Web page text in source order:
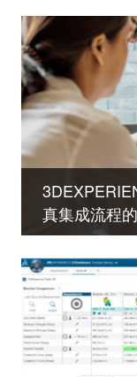
真集成流程